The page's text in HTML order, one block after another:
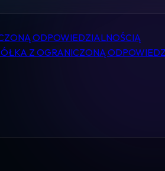
ODPOWIEDZIALNOŚCIĄ
Z OGRANICZONĄ